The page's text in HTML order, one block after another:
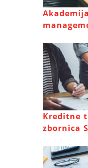
Kreditne
zbornica